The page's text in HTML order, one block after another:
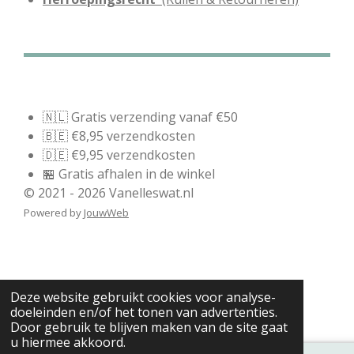
Deze website gebruikt cookies voor analyse-
doeleinden en/of het tonen van advertenties.
Door gebruik te blijven maken van de site gaat
u hiermee akkoord.
🇳🇱 Gratis verzending vanaf €50
🇧🇪 €8,95 verzendkosten
🇩🇪 €9,95 verzendkosten
🏪 Gratis afhalen in de winkel
© 2021 - 2026 Vanelleswat.nl
Powered by JouwWeb